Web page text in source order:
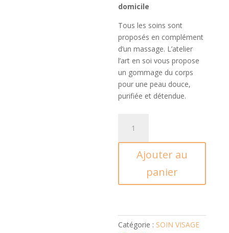
domicile
Tous les soins sont
proposés en complément
d’un massage. L’atelier
l’art en soi vous propose
un gommage du corps
pour une peau douce,
purifiée et détendue.
Soin
ExfoliantAjouter au
panier
Catégorie : SOIN VISAGE